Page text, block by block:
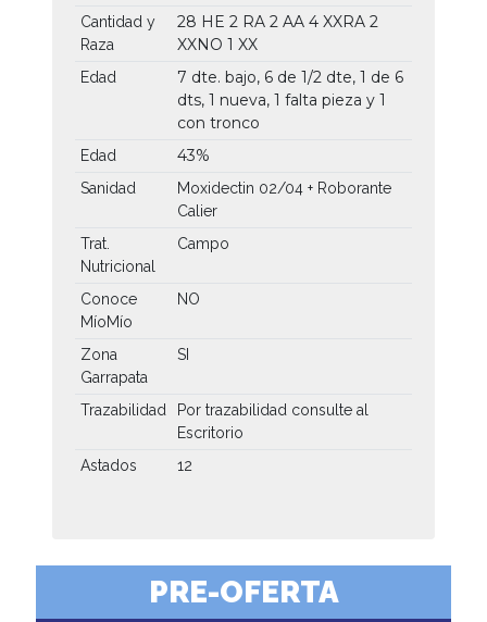
Cantidad y
Raza
28 HE 2 RA 2 AA 4 XXRA 2
XXNO 1 XX
Edad
7 dte. bajo, 6 de 1/2 dte, 1 de 6
dts, 1 nueva, 1 falta pieza y 1
con tronco
Edad 43%
Sanidad
Moxidectin 02/04 + Roborante
Calier
Trat.
Nutricional
Campo
Conoce
MíoMío
NO
Zona
Garrapata
SI
Trazabilidad
Por trazabilidad consulte al
Escritorio
Astados
12
PRE-OFERTA